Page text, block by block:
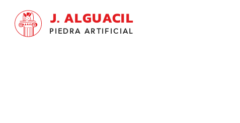
J. ALGUACIL
PIEDRA ARTIFICIAL